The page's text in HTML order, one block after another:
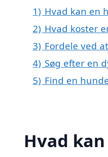
1) Hvad kan en
2) Hvad koster
3) Fordele ved
4) Søg efter en
5) Find en
Hvad